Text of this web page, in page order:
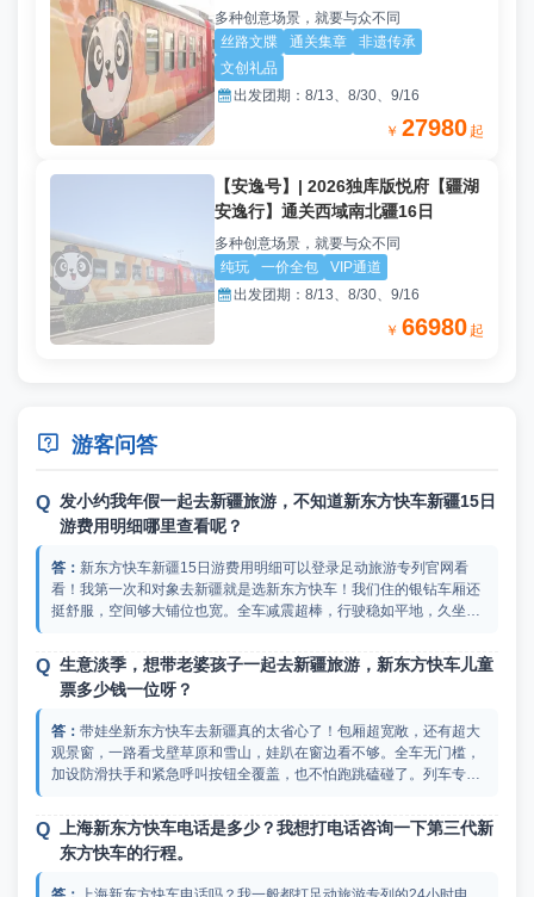
日
多种创意场景，就要与众不同
丝路文牒
通关集章
非遗传承
文创礼品
出发团期：8/13、8/30、9/16
￥ 27980 起
【安逸号】| 2026独库版悦府【疆湖
安逸行】通关西域南北疆16日
多种创意场景，就要与众不同
纯玩
一价全包 VIP通道
出发团期：8/13、8/30、9/16
￥ 66980 起
 游客问答
发小约我年假一起去新疆旅游，不知道新东方快车新疆15日
游费用明细哪里查看呢？
新东方快车新疆15日游费用明细可以登录足动旅游专列官网看
看！我第一次和对象去新疆就是选新东方快车！我们住的银钻车厢还
挺舒服，空间够大铺位也宽。全车减震超棒，行驶稳如平地，久坐不
程。餐食每天不重样，中西早餐和新疆特色正餐都有，免费饮料也是
全天供应。车厢内Wi-Fi 全覆盖，办公追剧传照片都不耽误，比自由
行更自由。半个月的时间基本打卡了新疆大部分经典景区，听说现在
生意淡季，想带老婆孩子一起去新疆旅游，新东方快车儿童
票多少钱一位呀？
带娃坐新东方快车去新疆真的太省心了！包厢超宽敞，还有超大
观景窗，一路看戈壁草原和雪山，娃趴在窗边看不够。全车无门槛，
加设防滑扶手和紧急呼叫按钮全覆盖，也不怕跑跳磕碰了。列车专属
儿。餐车有儿童餐和软烂辅食，新疆水果和酸奶管够。酒吧车厢晚上
有小电影、还组织了手工活动，娃能交朋友玩游戏。大人轻松看风
景，娃快乐玩一路，完美亲子游！新东方快车儿童票多少钱我倒没注
上海新东方快车电话是多少？我想打电话咨询一下第三代新
东方快车的行程。